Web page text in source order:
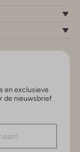
en exclusieve
de nieuwsbrief